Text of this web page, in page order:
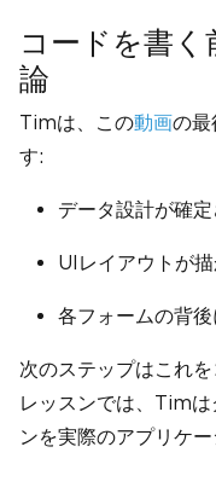
コードを書
論
Timは、この動画の最
す:
データ設計が確
UIレイアウトが
各フォームの背
次のステップはこれ
レッスンでは、Tim
ンを実際のアプリケ